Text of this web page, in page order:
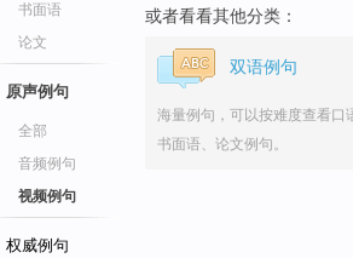
书面语
论文
原声例句
全部
音频例句
视频例句
权威例句
或者看看其他分类：
双语例句
海量例句，可以按难度查看口
书面语、论文例句。